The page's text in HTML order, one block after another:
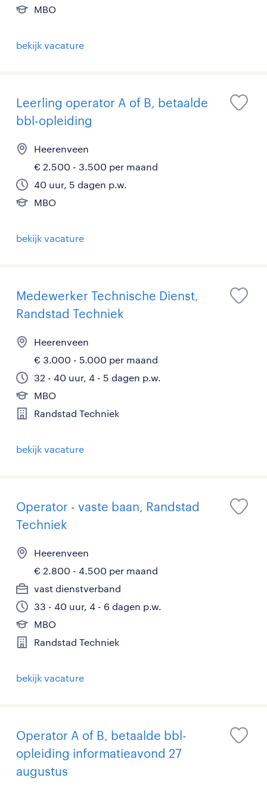
MBO
bekijk vacature
Leerling operator A of B, betaalde
bbl-opleiding
Heerenveen
€ 2.500 - 3.500 per maand
40 uur, 5 dagen p.w.
MBO
bekijk vacature
Medewerker Technische Dienst,
Randstad Techniek
Heerenveen
€ 3.000 - 5.000 per maand
32 - 40 uur, 4 - 5 dagen p.w.
MBO
Randstad Techniek
bekijk vacature
Operator - vaste baan, Randstad
Techniek
Heerenveen
€ 2.800 - 4.500 per maand
vast dienstverband
33 - 40 uur, 4 - 6 dagen p.w.
MBO
Randstad Techniek
bekijk vacature
Operator A of B, betaalde bbl-
opleiding informatieavond 27
augustus